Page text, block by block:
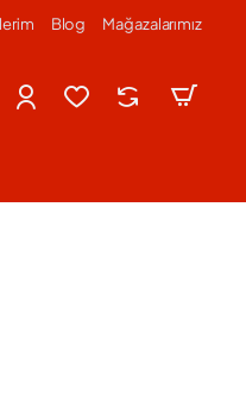
Blog Mağazalarımız